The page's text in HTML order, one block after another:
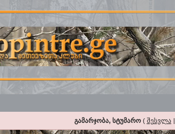
გამარჯობა, სტუმარო( შესვლა |